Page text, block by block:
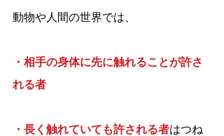
動物や人間の世界では、
・相手の身体に先に触れることが許さ
れる者
・長く触れていても許される者はつね